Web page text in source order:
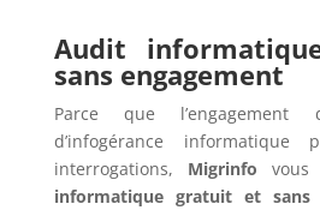
Audit
sans engagement
Parce que
d’infogérance informatique
interrogations, Migrinfo
informatique gratuit et sans